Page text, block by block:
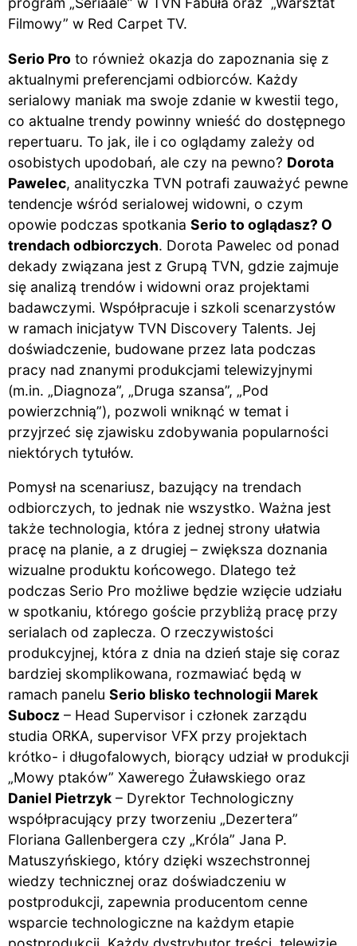
Filmowy” w Red Carpet TV.
Serio Pro to również okazja do zapoznania się z
aktualnymi preferencjami odbiorców. Każdy
serialowy maniak ma swoje zdanie w kwestii tego,
co aktualne trendy powinny wnieść do dostępnego
repertuaru. To jak, ile i co oglądamy zależy od
osobistych upodobań, ale czy na pewno? Dorota
Pawelec, analityczka TVN potrafi zauważyć pewne
tendencje wśród serialowej widowni, o czym
opowie podczas spotkania Serio to oglądasz? O
trendach odbiorczych. Dorota Pawelec od ponad
dekady związana jest z Grupą TVN, gdzie zajmuje
się analizą trendów i widowni oraz projektami
badawczymi. Współpracuje i szkoli scenarzystów
w ramach inicjatyw TVN Discovery Talents. Jej
doświadczenie, budowane przez lata podczas
pracy nad znanymi produkcjami telewizyjnymi
(m.in. „Diagnoza”, „Druga szansa”, „Pod
powierzchnią”), pozwoli wniknąć w temat i
przyjrzeć się zjawisku zdobywania popularności
niektórych tytułów.
Pomysł na scenariusz, bazujący na trendach
odbiorczych, to jednak nie wszystko. Ważna jest
także technologia, która z jednej strony ułatwia
pracę na planie, a z drugiej – zwiększa doznania
wizualne produktu końcowego. Dlatego też
podczas Serio Pro możliwe będzie wzięcie udziału
w spotkaniu, którego goście przybliżą pracę przy
serialach od zaplecza. O rzeczywistości
produkcyjnej, która z dnia na dzień staje się coraz
bardziej skomplikowana, rozmawiać będą w
ramach panelu Serio blisko technologii Marek
Subocz – Head Supervisor i członek zarządu
studia ORKA, supervisor VFX przy projektach
krótko- i długofalowych, biorący udział w produkcji
„Mowy ptaków” Xawerego Żuławskiego oraz
Daniel Pietrzyk – Dyrektor Technologiczny
współpracujący przy tworzeniu „Dezertera”
Floriana Gallenbergera czy „Króla” Jana P.
Matuszyńskiego, który dzięki wszechstronnej
wiedzy technicznej oraz doświadczeniu w
postprodukcji, zapewnia producentom cenne
wsparcie technologiczne na każdym etapie